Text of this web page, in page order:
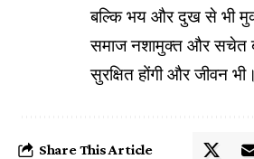
बल्कि भय और दुख से भी
समाज नशामुक्त और सचेत
सुरक्षित होंगी और जीवन भी।
Share This Article